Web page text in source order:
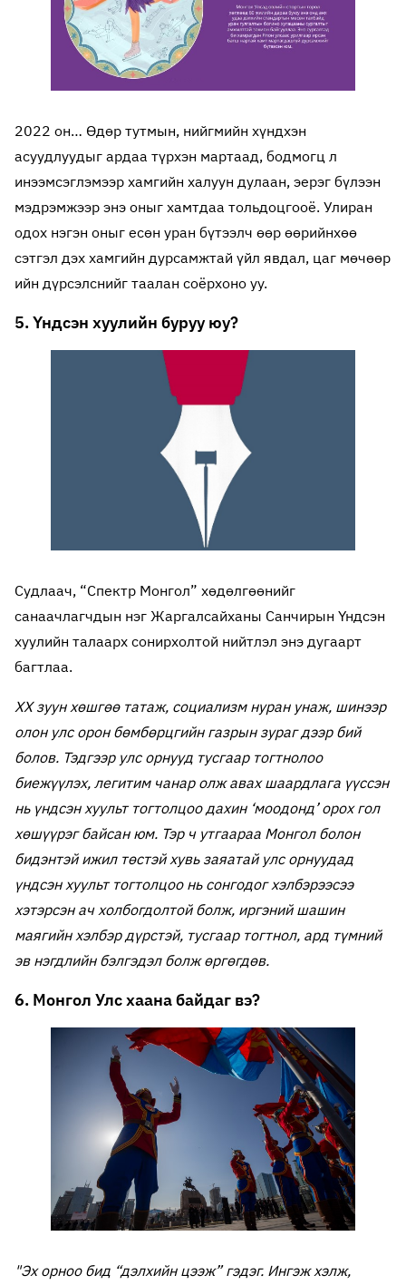
2022 он… Өдөр тутмын, нийгмийн хүндхэн
асуудлуудыг ардаа түрхэн мартаад, бодмогц л
инээмсэглэмээр хамгийн халуун дулаан, эерэг бүлээн
мэдрэмжээр энэ оныг хамтдаа тольдоцгооё. Улиран
одох нэгэн оныг есөн уран бүтээлч өөр өөрийнхөө
сэтгэл дэх хамгийн дурсамжтай үйл явдал, цаг мөчөөр
ийн дүрсэлснийг таалан соёрхоно уу.
5. Үндсэн хуулийн буруу юу?
Судлаач, “Спектр Монгол” хөдөлгөөнийг
санаачлагчдын нэг Жаргалсайханы Санчирын Үндсэн
хуулийн талаарх сонирхолтой нийтлэл энэ дугаарт
багтлаа.
XX зуун хөшгөө татаж, социализм нуран унаж, шинээр
олон улс орон бөмбөрцгийн газрын зураг дээр бий
болов. Тэдгээр улс орнууд тусгаар тогтнолоо
биежүүлэх, легитим чанар олж авах шаардлага үүссэн
нь үндсэн хуульт тогтолцоо дахин ‘моодонд’ орох гол
хөшүүрэг байсан юм. Тэр ч утгаараа Монгол болон
бидэнтэй ижил төстэй хувь заяатай улс орнуудад
үндсэн хуульт тогтолцоо нь сонгодог хэлбэрээсээ
хэтэрсэн ач холбогдолтой болж, иргэний шашин
маягийн хэлбэр дүрстэй, тусгаар тогтнол, ард түмний
эв нэгдлийн бэлгэдэл болж өргөгдөв.
6. Монгол Улс хаана байдаг вэ?
"Эх орноо бид “дэлхийн цээж” гэдэг. Ингэж хэлж,